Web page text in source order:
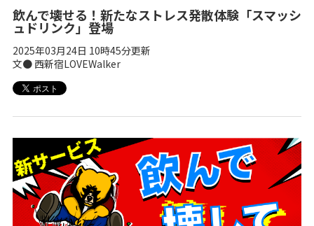
飲んで壊せる！新たなストレス発散体験「スマッシ
ュドリンク」登場
2025年03月24日 10時45分更新
文● 西新宿LOVEWalker